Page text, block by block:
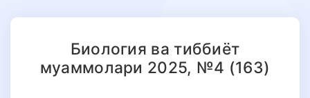
Биология ва тиббиёт
муаммолари 2025, №4 (163)